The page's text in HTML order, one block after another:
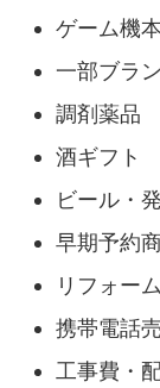
ゲーム機
一部ブラ
調剤薬品
酒ギフト
ビール・
早期予約
リフォー
携帯電話
工事費・